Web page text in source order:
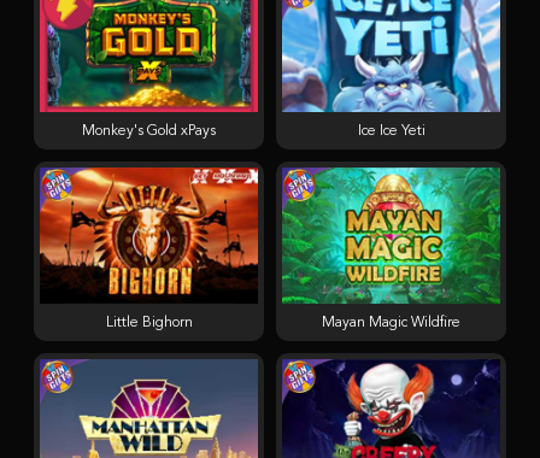
Monkey's Gold xPays
Little Bighorn Mayan Magic Wildfire
Ice Ice Yeti